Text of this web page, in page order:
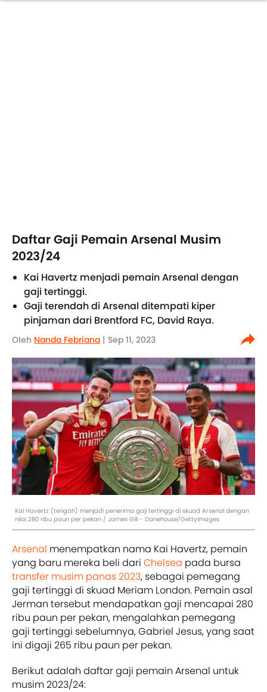
Daftar Gaji Pemain Arsenal Musim
2023/24
Kai Havertz menjadi pemain Arsenal dengan
gaji tertinggi.
Gaji terendah di Arsenal ditempati kiper
pinjaman dari Brentford FC, David Raya.
Oleh Nanda Febriana | Sep 11, 2023
Kai Havertz (tengah) menjadi penerima gaji tertinggi di skuad Arsenal dengan
nilai 280 ribu paun per pekan / James Gill - Danehouse/GettyImages
Arsenal menempatkan nama Kai Havertz, pemain
yang baru mereka beli dari Chelsea pada bursa
transfer musim panas 2023, sebagai pemegang
gaji tertinggi di skuad Meriam London. Pemain asal
Jerman tersebut mendapatkan gaji mencapai 280
ribu paun per pekan, mengalahkan pemegang
gaji tertinggi sebelumnya, Gabriel Jesus, yang saat
ini digaji 265 ribu paun per pekan.
Berikut adalah daftar gaji pemain Arsenal untuk
musim 2023/24: